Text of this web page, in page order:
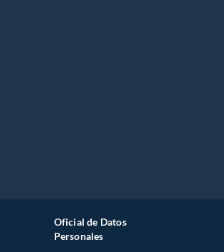
Oficial de Datos
Personales